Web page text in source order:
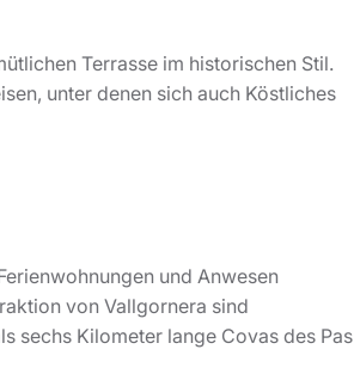
Terrasse im historischen Stil.
unter denen sich auch Köstliches
und Anwesen
von Vallgornera sind
sechs Kilometer lange Covas des Pas